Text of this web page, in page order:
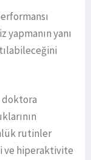
yanı
rutinler
ve hiperaktivite